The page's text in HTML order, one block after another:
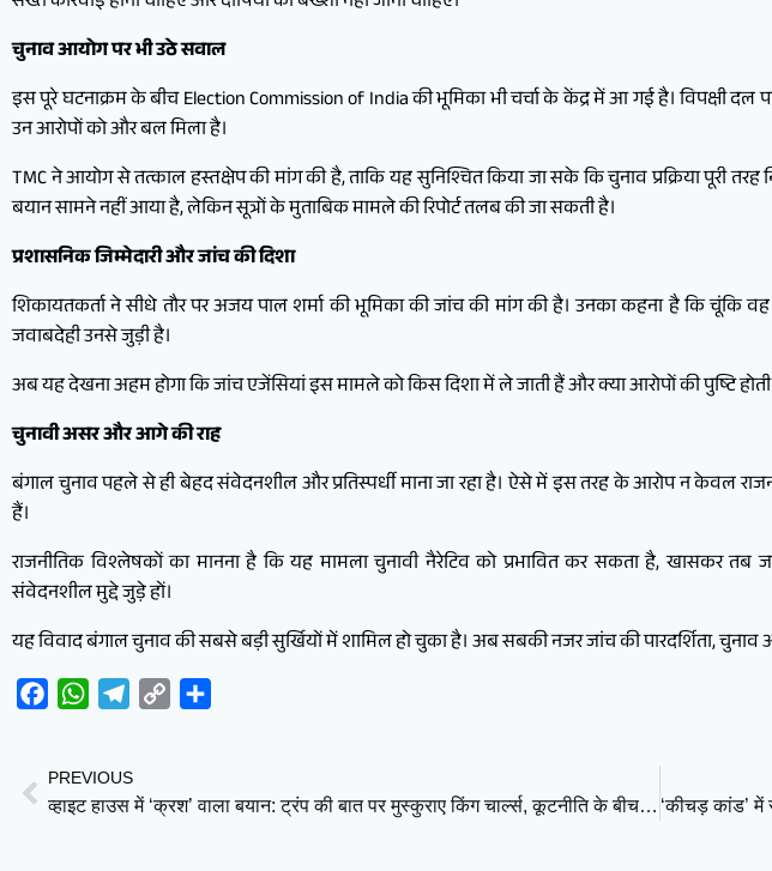
चुनाव आयोग पर भी उठे सवाल
इस पूरे घटनाक्रम के बीच Election Commission of India की भूमिका भी चर्चा के केंद्र में आ गई है। विपक्षी
उन आरोपों को और बल मिला है।
TMC ने आयोग से तत्काल हस्तक्षेप की मांग की है, ताकि यह सुनिश्चित किया जा सके कि चुनाव प्रक्रिया पूरी
बयान सामने नहीं आया है, लेकिन सूत्रों के मुताबिक मामले की रिपोर्ट तलब की जा सकती है।
प्रशासनिक जिम्मेदारी और जांच की दिशा
शिकायतकर्ता ने सीधे तौर पर अजय पाल शर्मा की भूमिका की जांच की मांग की है। उनका कहना है कि चूंकि
जवाबदेही उनसे जुड़ी है।
अब यह देखना अहम होगा कि जांच एजेंसियां इस मामले को किस दिशा में ले जाती हैं और क्या आरोपों की पुष्टि होती
चुनावी असर और आगे की राह
बंगाल चुनाव पहले से ही बेहद संवेदनशील और प्रतिस्पर्धी माना जा रहा है। ऐसे में इस तरह के आरोप न केवल
हैं।
राजनीतिक विश्लेषकों का मानना है कि यह मामला चुनावी नैरेटिव को प्रभावित कर सकता है, खासकर तब
संवेदनशील मुद्दे जुड़े हों।
यह विवाद बंगाल चुनाव की सबसे बड़ी सुर्खियों में शामिल हो चुका है। अब सबकी नजर जांच की पारदर्शिता, चुनाव
FacebookWhatsAppTelegram
Copy
PREVIOUS
व्हाइट हाउस में ‘क्रश’ वाला बयान: ट्रंप की बात पर मुस्कुराए किंग चार्ल्स, कूटनीति के बीच हल्का-फुल्का पल